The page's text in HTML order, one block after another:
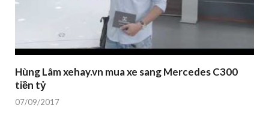
Hùng Lâm xehay.vn mua xe sang Mercedes C300
tiền tỷ
07/09/2017